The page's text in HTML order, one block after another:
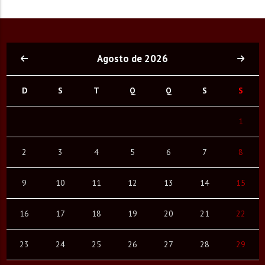
Agosto de 2026
D S T Q Q S S
1
2 3 4 5 6 7 8
9 10 11 12 13 14 15
16 17 18 19 20 21 22
23 24 25 26 27 28 29